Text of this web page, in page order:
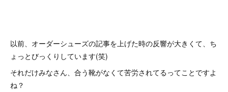
以前、オーダーシューズの記事を上げた時の反響が大きくて、ち
ょっとびっくりしています(笑)
それだけみなさん、合う靴がなくて苦労されてるってことですよ
ね？